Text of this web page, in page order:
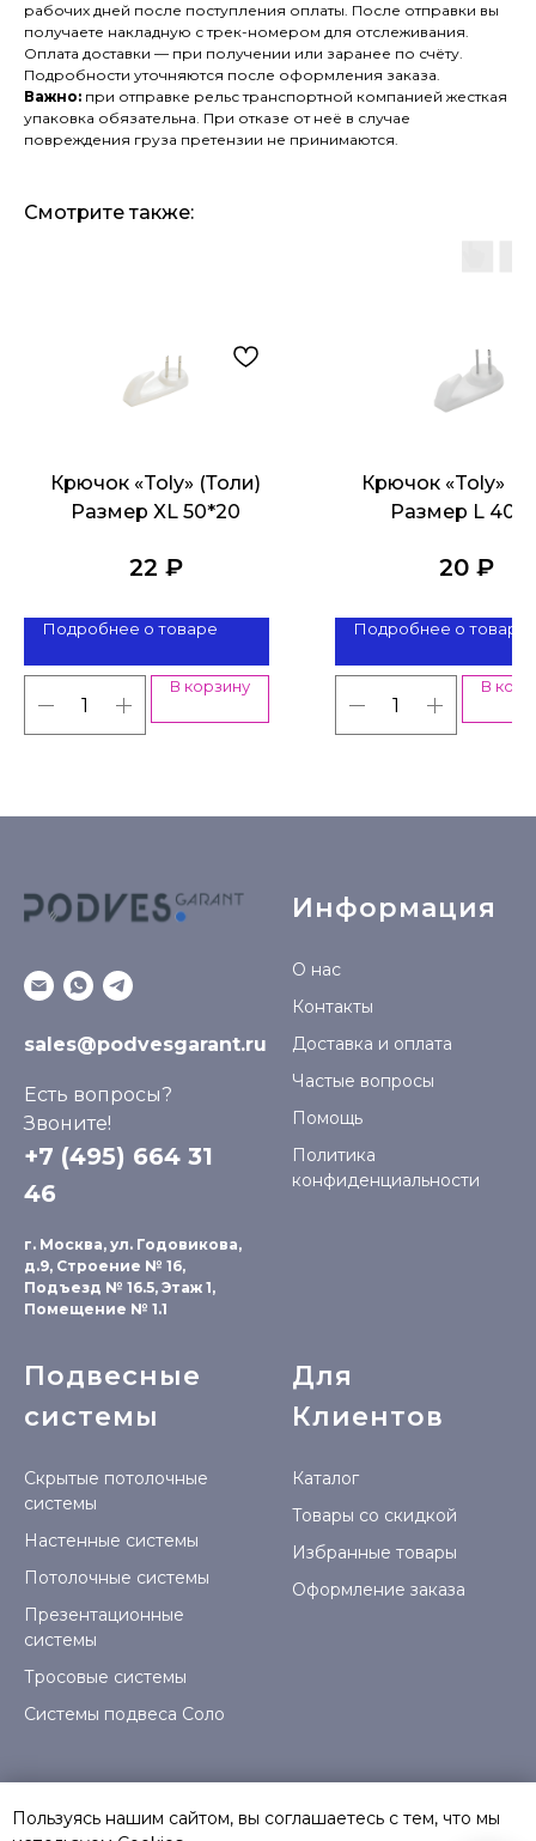
рабочих дней после поступления оплаты. После отправки вы
получаете накладную с трек-номером для отслеживания.
Оплата доставки — при получении или заранее по счёту.
Подробности уточняются после оформления заказа.
Важно: при отправке рельс транспортной компанией жесткая
упаковка обязательна. При отказе от неё в случае
повреждения груза претензии не принимаются.
Смотрите также:
Крючок «Toly» (Толи)
Размер XL 50*20
22 ₽
Подробнее о товаре
В корзину
Крючок «Toly»
Размер L
20 ₽
Подробнее о товаре
В
sales@podvesgarant.ru
Есть вопросы?
Звоните!
+7 (495) 664 31
46
г. Москва, ул. Годовикова,
д.9, Строение № 16,
Подъезд № 16.5, Этаж 1,
Помещение № 1.1
Информация
О нас
Контакты
Доставка и оплата
Частые вопросы
Помощь
Политика
конфиденциальности
Подвесные
системы
Скрытые потолочные
системы
Настенные системы
Потолочные системы
Презентационные
системы
Тросовые системы
Системы подвеса Соло
Для
Клиентов
Каталог
Товары со скидкой
Избранные товары
Оформление заказа
Пользуясь нашим сайтом, вы соглашаетесь с тем, что мы